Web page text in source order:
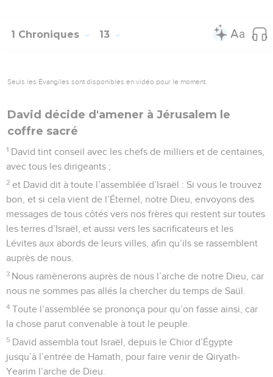
1 Chroniques 13
Seuls les Évangiles sont disponibles en vidéo pour le moment.
David décide d'amener à Jérusalem le
coffre sacré
1 David tint conseil avec les chefs de milliers et de centaines,
avec tous les dirigeants ;
2 et David dit à toute l’assemblée d’Israël : Si vous le trouvez
bon, et si cela vient de l’Éternel, notre Dieu, envoyons des
messages de tous côtés vers nos frères qui restent sur toutes
les terres d’Israël, et aussi vers les sacrificateurs et les
Lévites aux abords de leurs villes, afin qu’ils se rassemblent
auprès de nous.
3 Nous ramènerons auprès de nous l’arche de notre Dieu, car
nous ne sommes pas allés la chercher du temps de Saül.
4 Toute l’assemblée se prononça pour qu’on fasse ainsi, car
la chose parut convenable à tout le peuple.
5 David assembla tout Israël, depuis le Chior d’Égypte
jusqu’à l’entrée de Hamath, pour faire venir de Qiryath-
Yearim l’arche de Dieu.